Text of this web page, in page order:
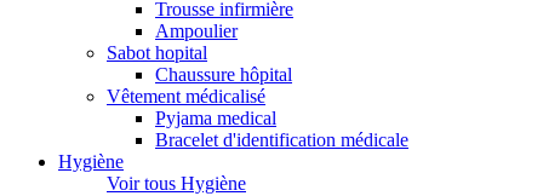
Trousse infirmière
Ampoulier
Sabot hopital
Chaussure hôpital
Vêtement médicalisé
Pyjama medical
Bracelet d'identification médicale
Hygiène
Voir tous Hygiène